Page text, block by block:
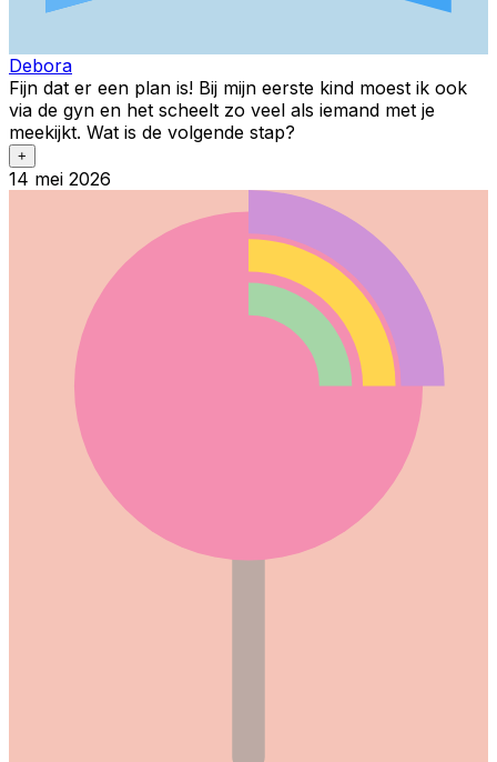
Debora
Fijn dat er een plan is! Bij mijn eerste kind moest ik ook
via de gyn en het scheelt zo veel als iemand met je
meekijkt. Wat is de volgende stap?
+
14 mei 2026